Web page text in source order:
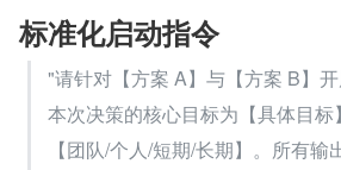
标准化启动指令
"请针对【方案 A】与【方案 B】开
本次决策的核心目标为【具体目标
【团队/个人/短期/长期】。所有输